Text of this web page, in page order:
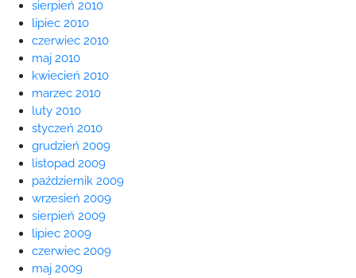
sierpień 2010
lipiec 2010
czerwiec 2010
maj 2010
kwiecień 2010
marzec 2010
luty 2010
styczeń 2010
grudzień 2009
listopad 2009
październik 2009
wrzesień 2009
sierpień 2009
lipiec 2009
czerwiec 2009
maj 2009